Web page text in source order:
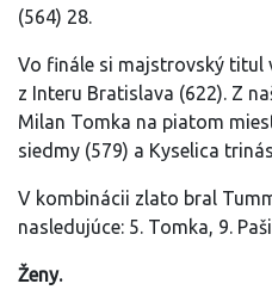
(564) 28.
Vo finále si majstrovský titul
z Interu Bratislava (622). Z
Milan Tomka na piatom
siedmy (579) a Kyselica
V kombinácii zlato bral
nasledujúce: 5. Tomka, 9.
Ženy.